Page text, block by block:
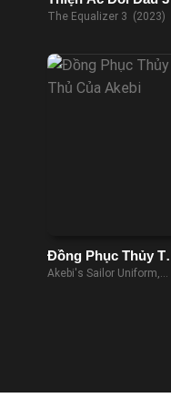
The Equalizer 3 (2023)
Đồng Phục Thủy
Của Akebi
Akebi's Sailor Uniform,